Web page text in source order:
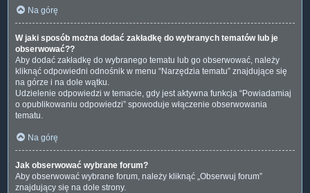
Na górę
W jaki sposób można dodać zakładkę do wybranych tematów lub je
obserwować??
Aby dodać zakładkę do wybranego tematu lub go obserwować, należy
kliknąć odpowiedni odnośnik w menu “Narzędzia tematu” znajdujące się
na górze i na dole wątku.
Udzielenie odpowiedzi w temacie, gdy jest aktywna funkcja “Powiadamiaj
o opublikowaniu odpowiedzi” spowoduje włączenie obserwowania
tematu.
Na górę
Jak obserwować wybrane forum?
Aby obserwować wybrane forum, należy kliknąć „Obserwuj forum”
znajdujący się na dole strony.